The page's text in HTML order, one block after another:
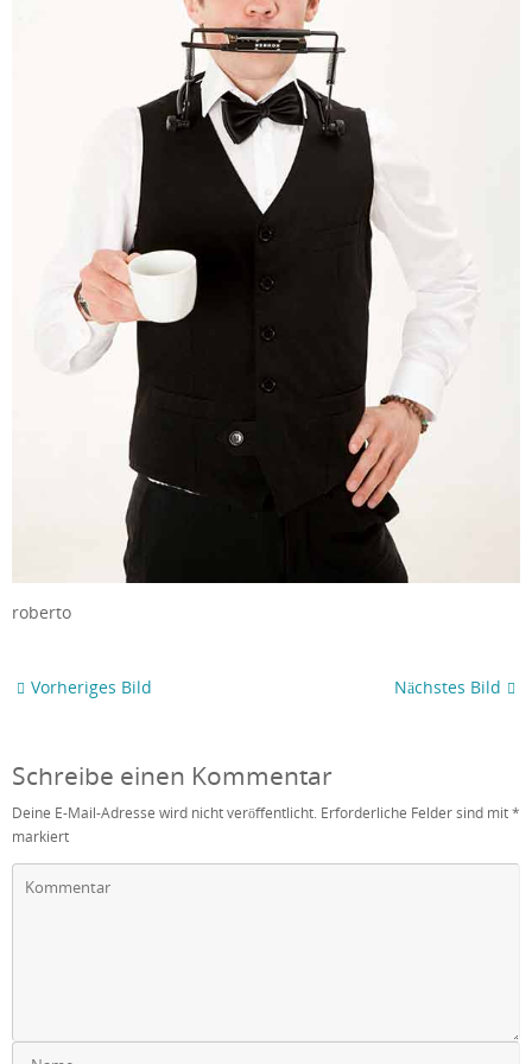
roberto
Vorheriges Bild Nächstes Bild
Schreibe einen Kommentar
Deine E-Mail-Adresse wird nicht veröffentlicht. Erforderliche Felder sind mit*
markiert